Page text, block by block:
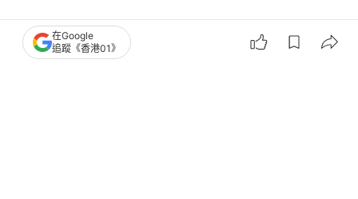
黃金 遼寧
在Google
追蹤《香港01》